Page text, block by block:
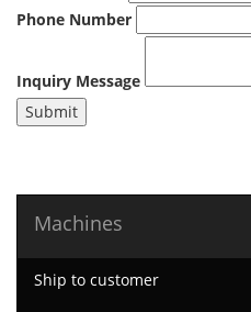
Phone Number
Inquiry Message
Submit
Machines
Ship to customer